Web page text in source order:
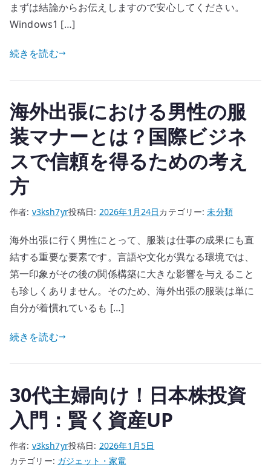
まずは結論からお伝えしますので安心してください。
Windows1 […]
続きを読む
海外出張における男性の服
装マナーとは？国際ビジネ
スで信頼を得るための考え
方
作者: v3ksh7yr投稿日: 2026年1月24日カテゴリー:未分類
海外出張に行く男性にとって、服装は仕事の成果にも直
結する重要な要素です。言語や文化が異なる環境では、
第一印象がその後の関係構築に大きな影響を与えること
も珍しくありません。そのため、海外出張の服装は単に
自分が着慣れているも […]
続きを読む
30代主婦向け！日本株投資
入門：賢く資産UP
作者: v3ksh7yr投稿日: 2026年1月5日
カテゴリー: ガジェット・家電